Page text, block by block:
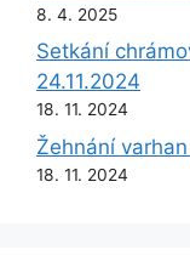
8. 4. 2025
Setkání
24.11.2024
18. 11. 2024
Žehnání
18. 11. 2024